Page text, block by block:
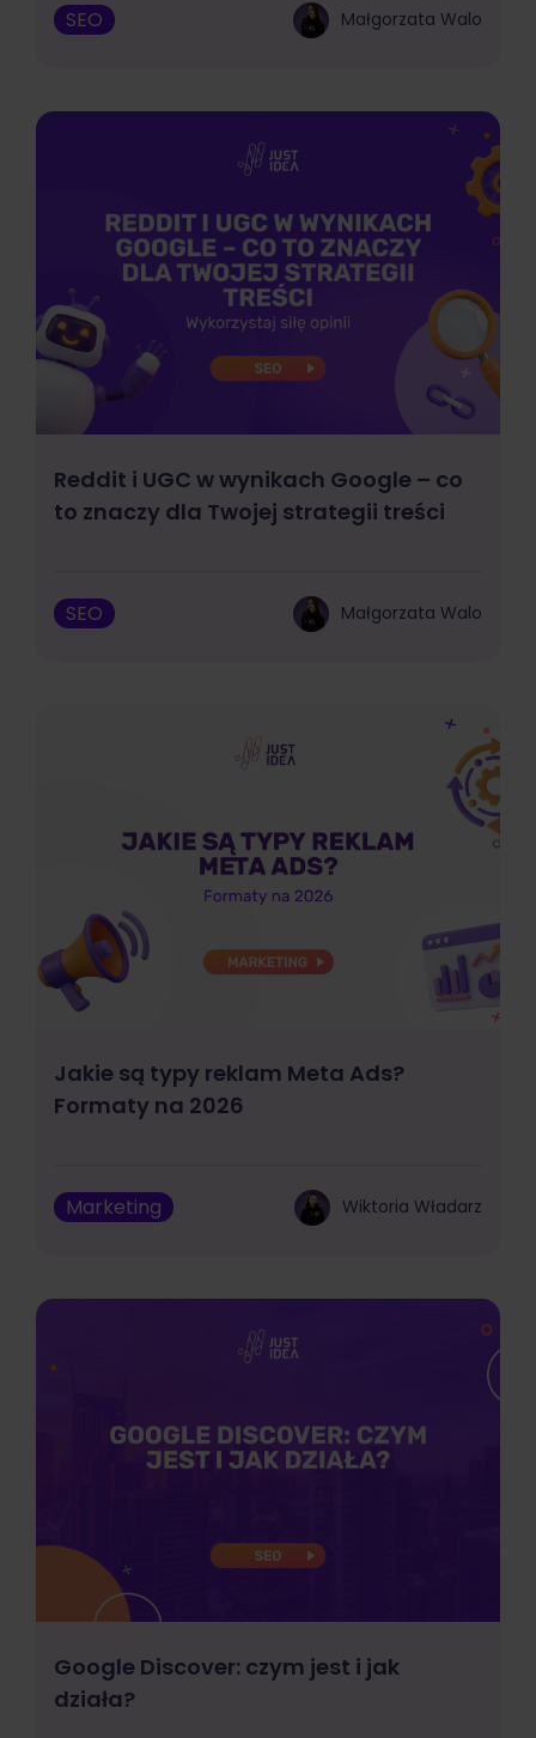
SEO Małgorzata Walo
Reddit i UGC w wynikach Google – co
to znaczy dla Twojej strategii treści
SEO Małgorzata Walo
Jakie są typy reklam Meta Ads?
Formaty na 2026
Marketing Wiktoria Władarz
Google Discover: czym jest i jak
działa?